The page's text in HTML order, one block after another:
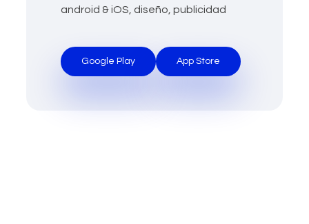
android & iOS, diseño, publicidad
Google Play App Store